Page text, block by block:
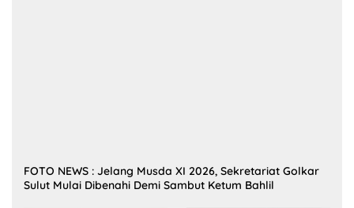
FOTO NEWS : Jelang Musda XI 2026, Sekretariat Golkar
Sulut Mulai Dibenahi Demi Sambut Ketum Bahlil